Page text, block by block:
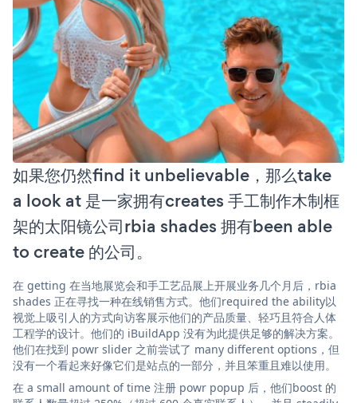
如果您仍然find it unbelievable，那么take
a look at 是一家拥有creates 手工制作木制框
架的太阳镜公司rbia shades 拥有been able
to create 的公司。
在 getting 在当地展览会和手工艺品展上开展业务几个月后，rbia
shades 正在寻找一种在线销售方式。他们required the ability以
视觉上吸引人的方式向访客展示他们的产品质量、轻巧且符合人体
工程学的设计。他们的 iBuildApp 没有为此提供足够的解决方案。
他们在找到 powr slider 之前尝试了 many different options，但
没有一个看起来好像它们是站点的一部分，并且笨重且难以使用。
在 a small amount of time 注册 powr popup 后，他们boost 的